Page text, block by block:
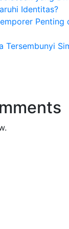
Identitas?
Penting
Tersembunyi